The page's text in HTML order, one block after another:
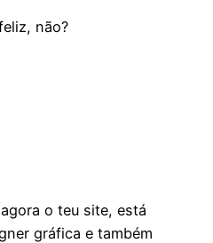
não?
o teu site, está
gráfica e também